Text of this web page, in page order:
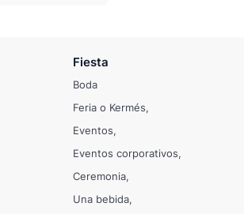
Fiesta
Boda
Feria o Kermés
Eventos
Eventos corporativos
Ceremonia
Una bebida